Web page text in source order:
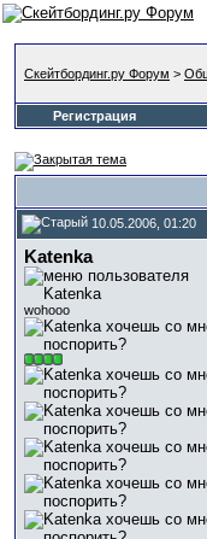
Скейтбординг.ру Форум >
Регистрация
10.05.2006, 01:20
Katenka
wohooo